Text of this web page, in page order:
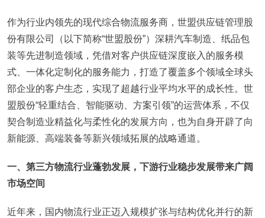
作为行业内领先的现代综合物流服务商，世盟供应链管理股
份有限公司（以下简称“世盟股份”）深耕汽车制造、纸品包
装等先进制造领域，凭借对客户供应链深度嵌入的服务模
式、一体化定制化的服务能力，打造了覆盖多个领域全球头
部企业的客户生态，实现了超越行业平均水平的成长性。世
盟股份“轻重结合、智能驱动、方案引领”的运营体系，不仅
契合制造业精益化与柔性化的发展方向，也为自身开辟了向
新能源、高端装备等新兴领域拓展的战略通道。
一、第三方物流行业蓬勃发展，下游行业稳步发展带来广阔
市场空间
近年来，国内物流行业正迈入规模扩张与结构优化并行的新